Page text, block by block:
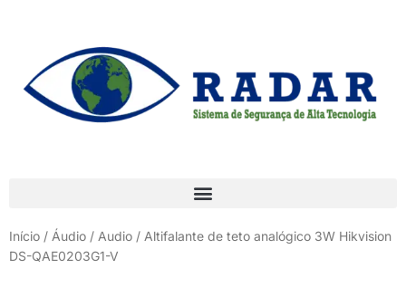
Início / Áudio / Audio / Altifalante de teto analógico 3W Hikvision
DS-QAE0203G1-V